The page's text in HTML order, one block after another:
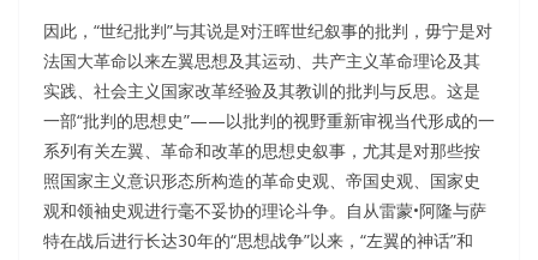
因此，“世纪批判”与其说是对汪晖世纪叙事的批判，毋宁是对
法国大革命以来左翼思想及其运动、共产主义革命理论及其
实践、社会主义国家改革经验及其教训的批判与反思。这是
一部“批判的思想史”——以批判的视野重新审视当代形成的一
系列有关左翼、革命和改革的思想史叙事，尤其是对那些按
照国家主义意识形态所构造的革命史观、帝国史观、国家史
观和领袖史观进行毫不妥协的理论斗争。自从雷蒙•阿隆与萨
特在战后进行长达30年的“思想战争”以来，“左翼的神话”和